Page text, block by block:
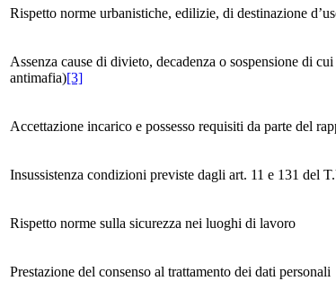
Rispetto norme urbanistiche, edilizie, di destinazione
Assenza cause di divieto, decadenza o sospensione di
antimafia)[3]
Accettazione incarico e possesso requisiti da parte del
Insussistenza condizioni previste dagli art. 11 e 131 del
Rispetto norme sulla sicurezza nei luoghi di lavoro
Prestazione del consenso al trattamento dei dati personali